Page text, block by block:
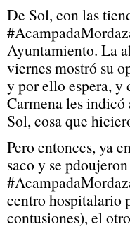
De Sol, con las
Ayuntamiento. La
viernes mostró su
y por ello espera, y
Carmena les indicó
Sol, cosa que
Pero entonces, ya
saco y se
centro hospitalario
contusiones), el